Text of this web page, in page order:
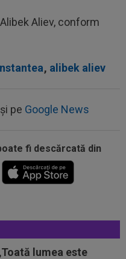
Aliev, conform
, alibek aliev
pe Google News
fi descărcată din
lumea este
plecarea de la
de minute: ”N-ai cum